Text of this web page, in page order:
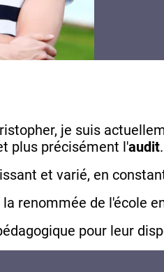
je suis
plus précisément l'audit.
et varié, en
la renommée de l'école
pour leur